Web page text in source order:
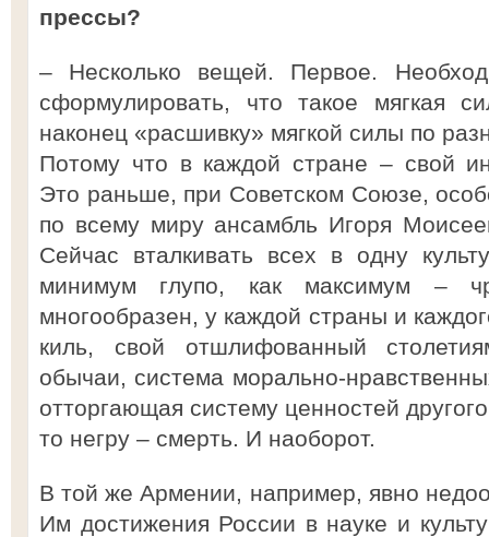
прессы?
– Несколько вещей. Первое.
сформулировать, что такое мягкая
наконец «расшивку» мягкой силы по
Потому что в каждой стране – свой
Это раньше, при Советском Союзе,
по всему миру ансамбль Игоря
Сейчас вталкивать всех в одну
минимум глупо, как максимум –
многообразен, у каждой страны и
киль, свой отшлифованный
обычаи, система морально-
отторгающая систему ценностей
то негру – смерть. И наоборот.
В той же Армении, например, явно
Им достижения России в науке и